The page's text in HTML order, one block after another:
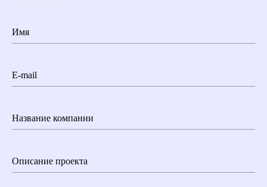
Имя
E-mail
Название компании
Описание проекта